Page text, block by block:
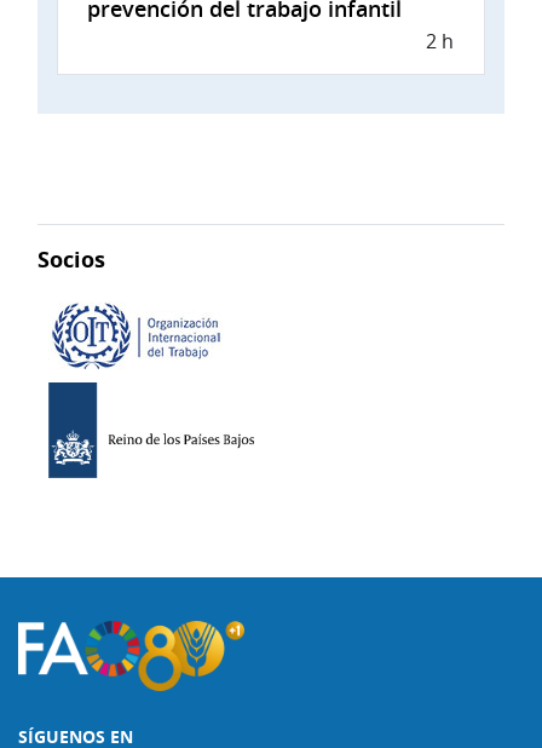
prevención del trabajo infantil
2 h
Socios
SÍGUENOS EN